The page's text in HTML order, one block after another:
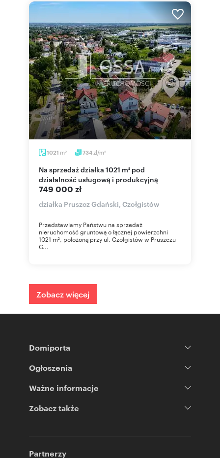
1021 m2 734zł/m2
Na sprzedaż działka 1021 m² pod
działalność usługową i produkcyjną
749 000 zł
działka Pruszcz Gdański, Czołgistów
Przedstawiamy Państwu na sprzedaż
nieruchomość gruntową o łącznej powierzchni
1021 m², położoną przy ul. Czołgistów w Pruszczu
G...
Zobacz więcej
Domiporta
Ogłoszenia
Ważne informacje
Zobacz także
Partnerzy